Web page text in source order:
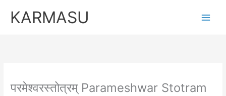
KARMASU
परमेश्वरस्तोत्रम् Parameshwar Stotram